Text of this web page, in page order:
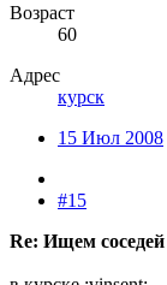
Возраст
60
Адрес
курск
15 Июл 2008
#15
Re: Ищем